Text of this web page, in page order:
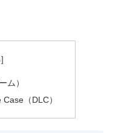
ム）
（DLC）